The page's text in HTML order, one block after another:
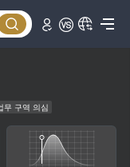
무 구역 의심